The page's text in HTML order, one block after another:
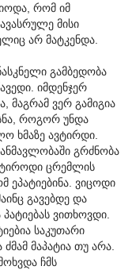
რომ იმ
მისი
არ მატკენდა.
გამბედობა
იმდენჯერ
მაგრამ ვერ გამიგია
როგორ უნდა
ხმაზე ავტირდი.
გრძნობა
ცრემლის
ეპატიებინა. ვიცოდი
გავებდე და
ვითხოვდი.
საკუთარი
მაპატია თუ არა.
ჩმს